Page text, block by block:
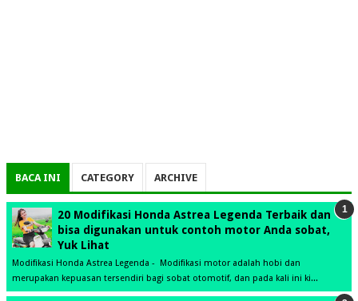
BACA INI CATEGORY ARCHIVE
20 Modifikasi Honda Astrea Legenda Terbaik dan
bisa digunakan untuk contoh motor Anda sobat,
Yuk Lihat
Modifikasi Honda Astrea Legenda - Modifikasi motor adalah hobi dan
merupakan kepuasan tersendiri bagi sobat otomotif, dan pada kali ini ki...